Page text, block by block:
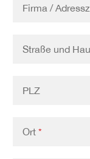
Firma /
Straße und
PLZ
Ort *